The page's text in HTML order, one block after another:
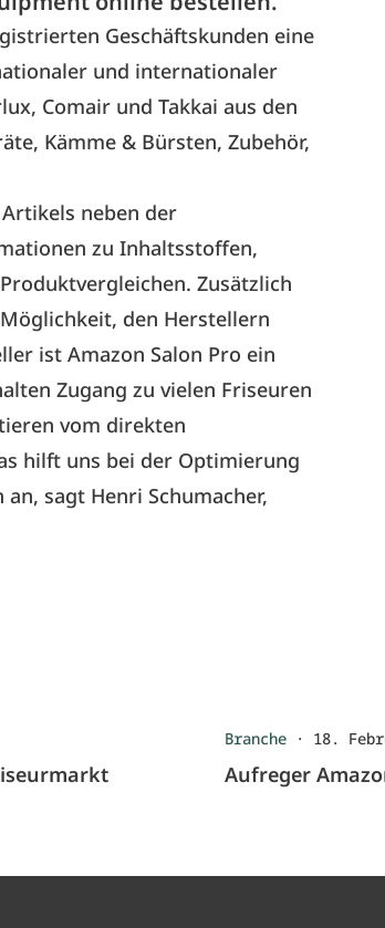
Geschäftskunden eine
und internationaler
Comair und Takkai aus den
Kämme & Bürsten, Zubehör,
neben der
zu Inhaltsstoffen,
Zusätzlich
den Herstellern
ist Amazon Salon Pro ein
Zugang zu vielen Friseuren
vom direkten
hilft uns bei der Optimierung
sagt Henri Schumacher,
Branche· 18.
Aufreger